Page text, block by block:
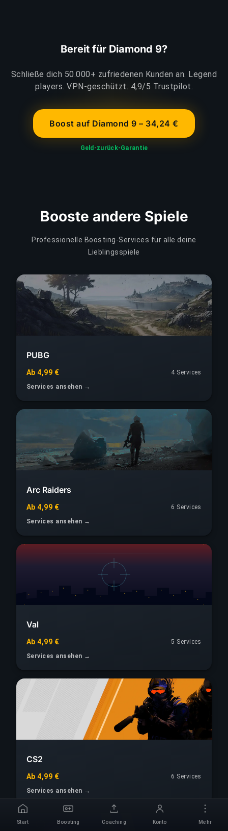
Bereit für Diamond 9?
Schließe dich 50.000+ zufriedenen Kunden an. Legend
players. VPN-geschützt. 4,9/5 Trustpilot.
Boost auf Diamond 9 – 34,24 €
Geld-zurück-Garantie
Booste andere Spiele
Professionelle Boosting-Services für alle deine
Lieblingsspiele
PUBG
Ab 4,99 €
4 Services
Services ansehen →
Arc Raiders
Ab 4,99 €
6 Services
Services ansehen →
Val
Ab 4,99 €
5 Services
Services ansehen →
CS2
Ab 4,99 €
6 Services
Services ansehen →
Start Boosting Coaching Konto Mehr